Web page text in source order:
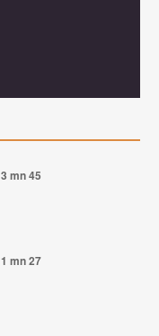
3 mn 45
1 mn 27